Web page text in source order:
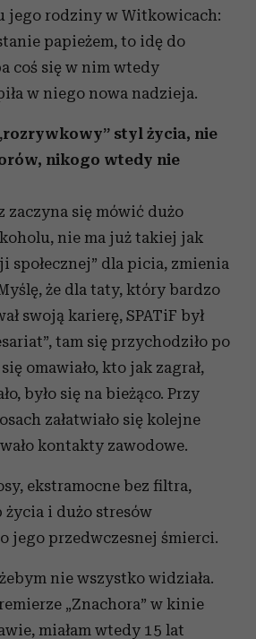
jego rodziny w Witkowicach:
papieżem, to idę do
coś się w nim wtedy
w niego nowa nadzieja.
styl życia, nie
nikogo wtedy nie
zaczyna się mówić dużo
nie ma już takiej jak
społecznej” dla picia, zmienia
że dla taty, który bardzo
swoją karierę, SPATiF był
tam się przychodziło po
omawiało, kto jak zagrał,
było się na bieżąco. Przy
załatwiało się kolejne
kontakty zawodowe.
ekstramocne bez filtra,
życia i dużo stresów
jego przedwczesnej śmierci.
nie wszystko widziała.
„Znachora” w kinie
miałam wtedy 15 lat